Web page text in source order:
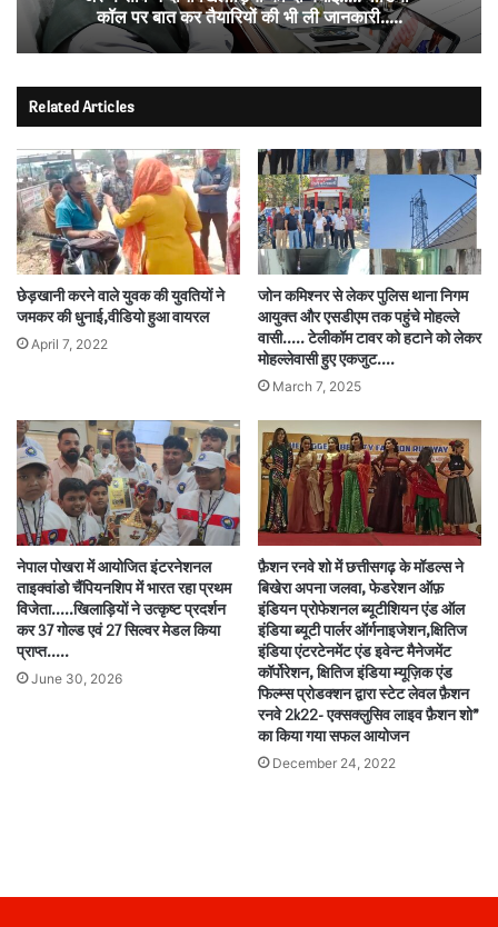
कॉल पर बात कर तैयारियों की भी ली जानकारी…..
Related Articles
छेड़खानी करने वाले युवक की युवतियों ने
जमकर की धुनाई,वीडियो हुआ वायरल
April 7, 2022
जोन कमिश्नर से लेकर पुलिस थाना निगम
आयुक्त और एसडीएम तक पहुंचे मोहल्ले
वासी….. टेलीकॉम टावर को हटाने को लेकर
मोहल्लेवासी हुए एकजुट….
March 7, 2025
नेपाल पोखरा में आयोजित इंटरनेशनल
ताइक्वांडो चैंपियनशिप में भारत रहा प्रथम
विजेता…..खिलाड़ियों ने उत्कृष्ट प्रदर्शन
कर 37 गोल्ड एवं 27 सिल्वर मेडल किया
प्राप्त…..
June 30, 2026
फ़ैशन रनवे शो में छत्तीसगढ़ के मॉडल्स ने
बिखेरा अपना जलवा, फेडरेशन ऑफ़
इंडियन प्रोफेशनल ब्यूटीशियन एंड ऑल
इंडिया ब्यूटी पार्लर ऑर्गनाइजेशन,क्षितिज
इंडिया एंटरटेनमेंट एंड इवेन्ट मैनेजमेंट
कॉर्पोरेशन, क्षितिज इंडिया म्यूज़िक एंड
फिल्म्स प्रोडक्शन द्वारा स्टेट लेवल फ़ैशन
रनवे 2k22- एक्सक्लुसिव लाइव फ़ैशन शो”
का किया गया सफल आयोजन
December 24, 2022